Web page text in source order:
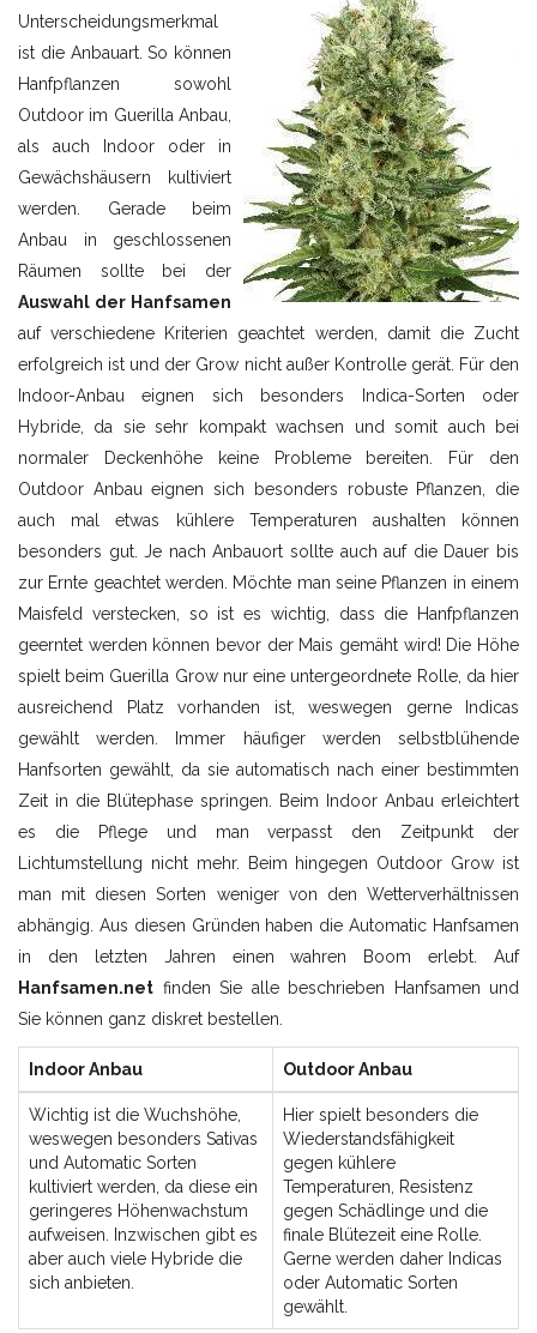
Unterscheidungsmerkmal
ist die Anbauart. So können
Hanfpflanzen sowohl
Outdoor im Guerilla Anbau,
als auch Indoor oder in
Gewächshäusern kultiviert
werden. Gerade beim
Anbau in geschlossenen
Räumen sollte bei der
Auswahl der Hanfsamen
auf verschiedene Kriterien geachtet werden, damit die Zucht
erfolgreich ist und der Grow nicht außer Kontrolle gerät. Für den
Indoor-Anbau eignen sich besonders Indica-Sorten oder
Hybride, da sie sehr kompakt wachsen und somit auch bei
normaler Deckenhöhe keine Probleme bereiten. Für den
Outdoor Anbau eignen sich besonders robuste Pflanzen, die
auch mal etwas kühlere Temperaturen aushalten können
besonders gut. Je nach Anbauort sollte auch auf die Dauer bis
zur Ernte geachtet werden. Möchte man seine Pflanzen in einem
Maisfeld verstecken, so ist es wichtig, dass die Hanfpflanzen
geerntet werden können bevor der Mais gemäht wird! Die Höhe
spielt beim Guerilla Grow nur eine untergeordnete Rolle, da hier
ausreichend Platz vorhanden ist, weswegen gerne Indicas
gewählt werden. Immer häufiger werden selbstblühende
Hanfsorten gewählt, da sie automatisch nach einer bestimmten
Zeit in die Blütephase springen. Beim Indoor Anbau erleichtert
es die Pflege und man verpasst den Zeitpunkt der
Lichtumstellung nicht mehr. Beim hingegen Outdoor Grow ist
man mit diesen Sorten weniger von den Wetterverhältnissen
abhängig. Aus diesen Gründen haben die Automatic Hanfsamen
in den letzten Jahren einen wahren Boom erlebt. Auf
Hanfsamen.net finden Sie alle beschrieben Hanfsamen und
Sie können ganz diskret bestellen.
Indoor Anbau Outdoor Anbau
Wichtig ist die Wuchshöhe,
weswegen besonders Sativas
und Automatic Sorten
kultiviert werden, da diese ein
geringeres Höhenwachstum
aufweisen. Inzwischen gibt es
aber auch viele Hybride die
sich anbieten.
Hier spielt besonders die
Wiederstandsfähigkeit
gegen kühlere
Temperaturen, Resistenz
gegen Schädlinge und die
finale Blütezeit eine Rolle.
Gerne werden daher Indicas
oder Automatic Sorten
gewählt.